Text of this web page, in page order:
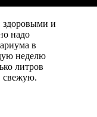
здоровыми и
надо
в
неделю
литров
свежую.